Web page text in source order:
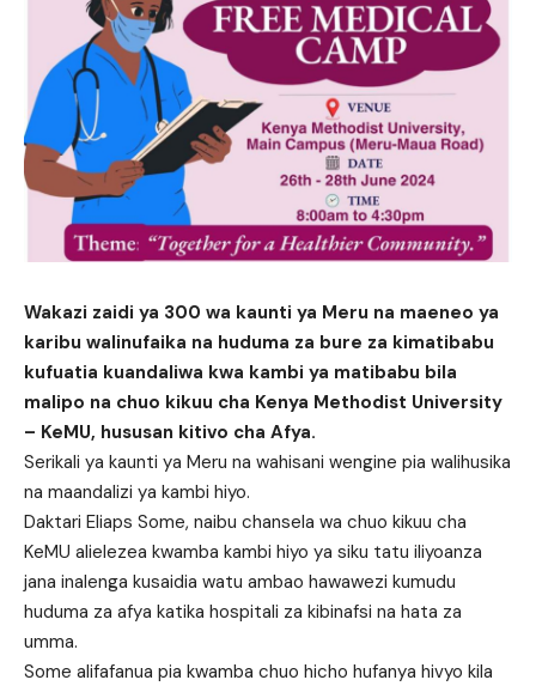
Wakazi zaidi ya 300 wa kaunti ya Meru na maeneo ya
karibu walinufaika na huduma za bure za kimatibabu
kufuatia kuandaliwa kwa kambi ya matibabu bila
malipo na chuo kikuu cha Kenya Methodist University
– KeMU, hususan kitivo cha Afya.
Serikali ya kaunti ya Meru na wahisani wengine pia walihusika
na maandalizi ya kambi hiyo.
Daktari Eliaps Some, naibu chansela wa chuo kikuu cha
KeMU alielezea kwamba kambi hiyo ya siku tatu iliyoanza
jana inalenga kusaidia watu ambao hawawezi kumudu
huduma za afya katika hospitali za kibinafsi na hata za
umma.
Some alifafanua pia kwamba chuo hicho hufanya hivyo kila